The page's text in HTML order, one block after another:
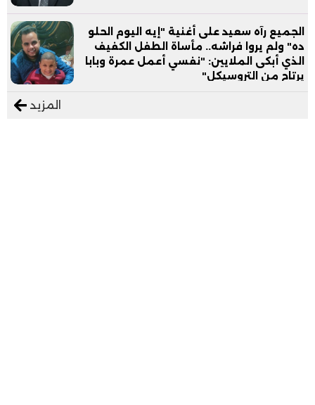
الجميع رآه سعيد على أغنية "إيه اليوم الحلو
ده" ولم يروا فراشه.. مأساة الطفل الكفيف
الذي أبكى الملايين: "نفسي أعمل عمرة وبابا
يرتاح من التروسيكل"
المزيد